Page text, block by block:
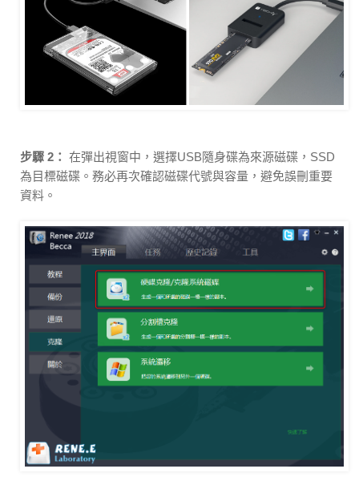
步驟 2： 在彈出視窗中，選擇USB隨身碟為來源磁碟，SSD
為目標磁碟。務必再次確認磁碟代號與容量，避免誤刪重要
資料。